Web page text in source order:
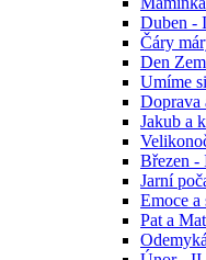
Duben -
Čáry
Den
Umíme
Doprava
Jakub a
Březen -
Jarní
Emoce a
Pat a